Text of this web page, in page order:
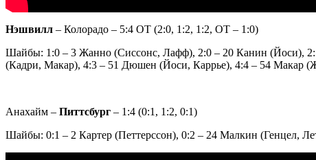
Нэшвилл – Колорадо – 5:4 ОТ (2:0, 1:2, 1:2, ОТ – 1:0)
Шайбы: 1:0 – 3 Жанно (Сиссонс, Лафф), 2:0 – 20 Канин (Йоси),
(Кадри, Макар), 4:3 – 51 Дюшен (Йоси, Каррье), 4:4 – 54 Макар
Анахайм – Питтсбург – 1:4 (0:1, 1:2, 0:1)
Шайбы: 0:1 – 2 Картер (Петтерссон), 0:2 – 24 Малкин (Генцел,